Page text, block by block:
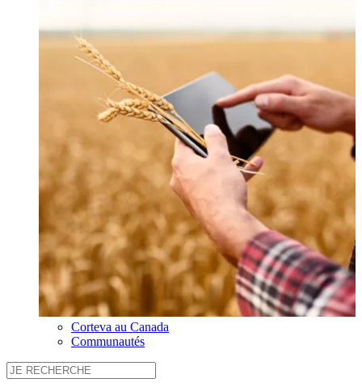
Corteva au Canada
Communautés